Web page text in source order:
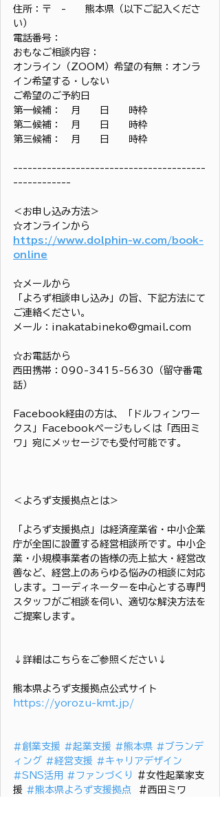
住所：〒　-　　熊本県（以下ご記入くださ
い）
電話番号：
おもなご相談内容：
オンライン（ZOOM）希望の有無：オンラ
イン希望する・しない
ご希望のご予約日
第一候補：　月　　日　　時枠
第二候補：　月　　日　　時枠
第三候補：　月　　日　　時枠
----------------------------------------
------------
＜お申し込み方法＞
☆オンラインから
https://www.dolphin-w.com/book-
online
☆メールから
「よろず相談申し込み」の旨、下記方法にて
ご連絡ください。
メール：inakatabineko@gmail.com
☆お電話から
西田携帯：090-3415-5630（留守番電
話）
Facebook経由の方は、「ドルフィンワー
クス」Facebookページもしくは「西田ミ
ワ」宛にメッセージでも受付可能です。
＜よろず支援拠点とは＞
「よろず支援拠点」は経済産業省・中小企業
庁が全国に設置する経営相談所です。中小企
業・小規模事業者の皆様の売上拡大・経営改
善など、経営上のあらゆる悩みの相談に対応
します。コーディネーターを中心とする専門
スタッフがご相談を伺い、適切な解決方法を
ご提案します。
↓詳細はこちらをご参照ください↓
熊本県よろず支援拠点公式サイト
https://yorozu-kmt.jp/
#創業支援 #起業支援 #熊本県 #ブランデ
ィング #経営支援 #キャリアデザイン
#SNS活用 #ファンづくり
＃女性起業家支
援 #熊本県よろず支援拠点
  ＃西田ミワ